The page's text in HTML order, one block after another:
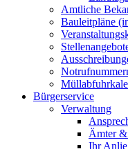
Amtliche
Bauleitpläne
Bürgerservice
Verwaltung
Ämter &
Ihr